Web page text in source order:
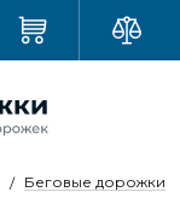
Беговые дорожки